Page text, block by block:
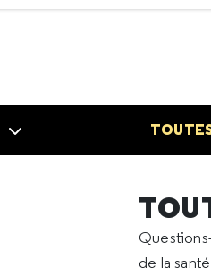
de la